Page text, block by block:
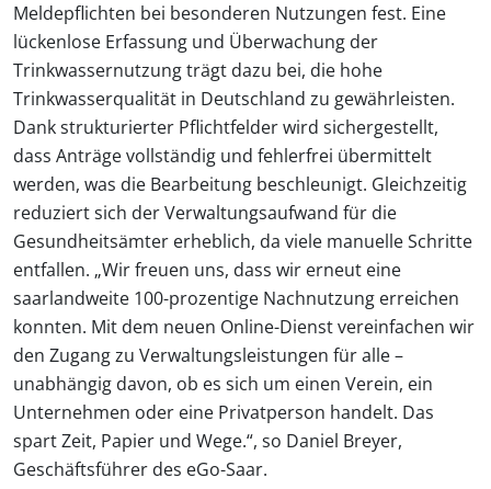
Meldepflichten bei besonderen Nutzungen fest. Eine
lückenlose Erfassung und Überwachung der
Trinkwassernutzung trägt dazu bei, die hohe
Trinkwasserqualität in Deutschland zu gewährleisten.
Dank strukturierter Pflichtfelder wird sichergestellt,
dass Anträge vollständig und fehlerfrei übermittelt
werden, was die Bearbeitung beschleunigt. Gleichzeitig
reduziert sich der Verwaltungsaufwand für die
Gesundheitsämter erheblich, da viele manuelle Schritte
entfallen. „Wir freuen uns, dass wir erneut eine
saarlandweite 100-prozentige Nachnutzung erreichen
konnten. Mit dem neuen Online-Dienst vereinfachen wir
den Zugang zu Verwaltungsleistungen für alle –
unabhängig davon, ob es sich um einen Verein, ein
Unternehmen oder eine Privatperson handelt. Das
spart Zeit, Papier und Wege.“, so Daniel Breyer,
Geschäftsführer des eGo-Saar.